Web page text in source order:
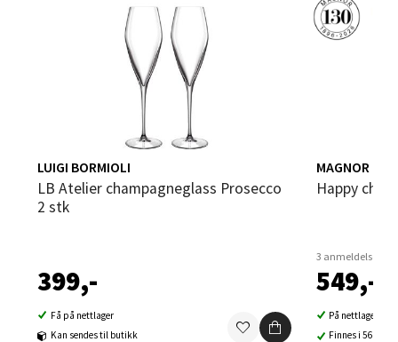
LUIGI BORMIOLI
LB Atelier champagneglass Prosecco
2 stk
399,-
Få på nettlager
Kan sendes til butikk
MAGNOR
Happy
3 anmeldelser
549,-
På nettlager
Finnes i 56
Velg
Bergen - Thon Senter Sartor
Sartorvegen 12, 5353 Straume
0 i butikk
Trondheim - Sirkus Shopping